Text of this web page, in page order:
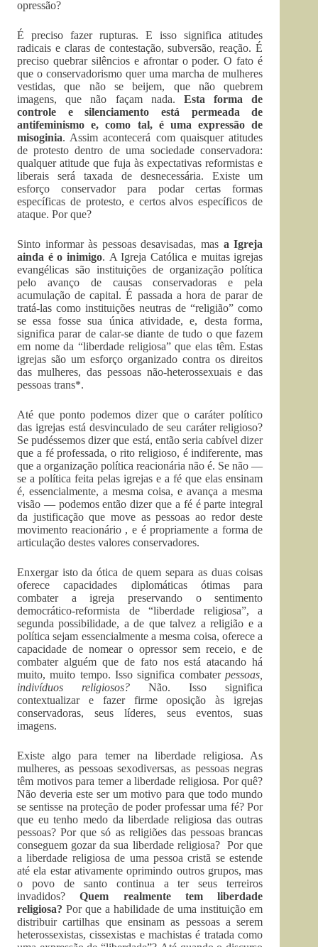
opressão?
É preciso fazer rupturas. E isso significa atitudes
radicais e claras de contestação, subversão, reação. É
preciso quebrar silêncios e afrontar o poder. O fato é
que o conservadorismo quer uma marcha de mulheres
vestidas, que não se beijem, que não quebrem
imagens, que não façam nada. Esta forma de
controle e silenciamento está permeada de
antifeminismo e, como tal, é uma expressão de
misoginia. Assim acontecerá com quaisquer atitudes
de protesto dentro de uma sociedade conservadora:
qualquer atitude que fuja às expectativas reformistas e
liberais será taxada de desnecessária. Existe um
esforço conservador para podar certas formas
específicas de protesto, e certos alvos específicos de
ataque. Por que?
Sinto informar às pessoas desavisadas, mas a Igreja
ainda é o inimigo. A Igreja Católica e muitas igrejas
evangélicas são instituições de organização política
pelo avanço de causas conservadoras e pela
acumulação de capital. É passada a hora de parar de
tratá-las como instituições neutras de “religião” como
se essa fosse sua única atividade, e, desta forma,
significa parar de calar-se diante de tudo o que fazem
em nome da “liberdade religiosa” que elas têm. Estas
igrejas são um esforço organizado contra os direitos
das mulheres, das pessoas não-heterossexuais e das
pessoas trans*.
Até que ponto podemos dizer que o caráter político
das igrejas está desvinculado de seu caráter religioso?
Se pudéssemos dizer que está, então seria cabível dizer
que a fé professada, o rito religioso, é indiferente, mas
que a organização política reacionária não é. Se não —
se a política feita pelas igrejas e a fé que elas ensinam
é, essencialmente, a mesma coisa, e avança a mesma
visão — podemos então dizer que a fé é parte integral
da justificação que move as pessoas ao redor deste
movimento reacionário , e é propriamente a forma de
articulação destes valores conservadores.
Enxergar isto da ótica de quem separa as duas coisas
oferece capacidades diplomáticas ótimas para
combater a igreja preservando o sentimento
democrático-reformista de “liberdade religiosa”, a
segunda possibilidade, a de que talvez a religião e a
política sejam essencialmente a mesma coisa, oferece a
capacidade de nomear o opressor sem receio, e de
combater alguém que de fato nos está atacando há
muito, muito tempo. Isso significa combaterpessoas,
indivíduos religiosos? Não. Isso significa
contextualizar e fazer firme oposição às igrejas
conservadoras, seus líderes, seus eventos, suas
imagens.
Existe algo para temer na liberdade religiosa. As
mulheres, as pessoas sexodiversas, as pessoas negras
têm motivos para temer a liberdade religiosa. Por quê?
Não deveria este ser um motivo para que todo mundo
se sentisse na proteção de poder professar uma fé? Por
que eu tenho medo da liberdade religiosa das outras
pessoas? Por que só as religiões das pessoas brancas
conseguem gozar da sua liberdade religiosa? Por que
a liberdade religiosa de uma pessoa cristã se estende
até ela estar ativamente oprimindo outros grupos, mas
o povo de santo continua a ter seus terreiros
invadidos?Quem realmente tem liberdade
religiosa? Por que a habilidade de uma instituição em
distribuir cartilhas que ensinam as pessoas a serem
heterossexistas, cissexistas e machistas é tratada como